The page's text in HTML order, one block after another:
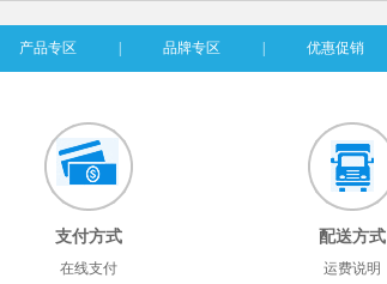
产品专区 品牌专区 优惠促销
支付方式
在线支付
配送方式
运费说明